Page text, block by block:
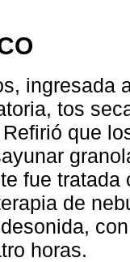
ingresada
tos
que
fue
de
horas.